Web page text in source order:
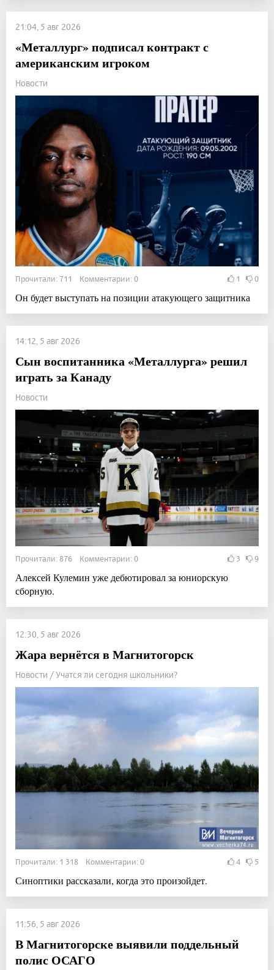
21:04, 5 авг 2026
«Металлург» подписал контракт с
американским игроком
Новости
Прочитали: 711 Комментарии: 0 1 0
Он будет выступать на позиции атакующего защитника
14:12, 5 авг 2026
Сын воспитанника «Металлурга» решил
играть за Канаду
Новости
Прочитали: 876 Комментарии: 0 3 9
Алексей Кулемин уже дебютировал за юниорскую
сборную.
12:30, 5 авг 2026
Жара вернётся в Магнитогорск
Новости / Учатся ли сегодня школьники?
Прочитали: 1 318 Комментарии: 0 4 5
Синоптики рассказали, когда это произойдет.
11:56, 5 авг 2026
В Магнитогорске выявили поддельный
полис ОСАГО